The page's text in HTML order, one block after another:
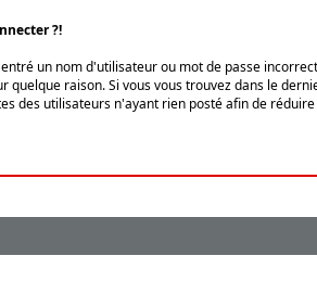
?!
un nom d'utilisateur ou mot de passe
raison. Si vous vous trouvez dans le
des utilisateurs n'ayant rien posté afin de